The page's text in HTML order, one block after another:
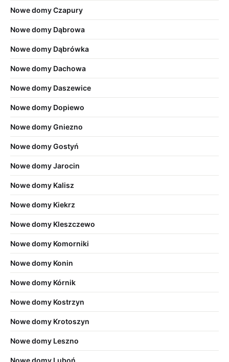
Nowe domy Czapury
Nowe domy Dąbrowa
Nowe domy Dąbrówka
Nowe domy Dachowa
Nowe domy Daszewice
Nowe domy Dopiewo
Nowe domy Gniezno
Nowe domy Gostyń
Nowe domy Jarocin
Nowe domy Kalisz
Nowe domy Kiekrz
Nowe domy Kleszczewo
Nowe domy Komorniki
Nowe domy Konin
Nowe domy Kórnik
Nowe domy Kostrzyn
Nowe domy Krotoszyn
Nowe domy Leszno